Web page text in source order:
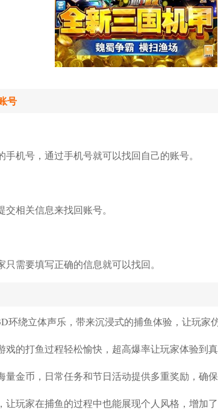
号
机号，通过手机号就可以找回自己的账号。
相关信息来找回账号。
需要填写正确的信息就可以找回。
环绕立体声乐，带来沉浸式的捕鱼体验，让玩家
的打鱼过程轻松愉快，超高爆率让玩家体验到真
金币，日常任务和节日活动提供多重奖励，确保
玩家在捕鱼的过程中也能展现个人风格，增加了